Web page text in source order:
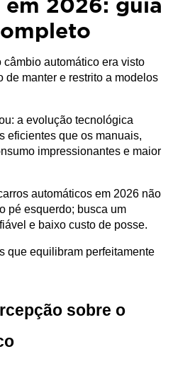
câmbio automático era visto
de manter e restrito a modelos
a evolução tecnológica
eficientes que os manuais,
impressionantes e maior
automáticos em 2026 não
pé esquerdo; busca um
e baixo custo de posse.
que equilibram perfeitamente
sobre o